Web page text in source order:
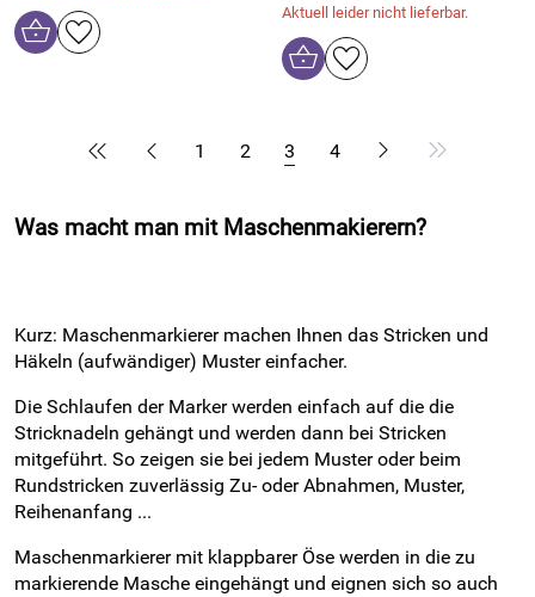
Aktuell leider nicht lieferbar.
1 2 3 4
Was macht man mit Maschenmakierern?
Kurz: Maschenmarkierer machen Ihnen das Stricken und
Häkeln (aufwändiger) Muster einfacher.
Die Schlaufen der Marker werden einfach auf die die
Stricknadeln gehängt und werden dann bei Stricken
mitgeführt. So zeigen sie bei jedem Muster oder beim
Rundstricken zuverlässig Zu- oder Abnahmen, Muster,
Reihenanfang ...
Maschenmarkierer mit klappbarer Öse werden in die zu
markierende Masche eingehängt und eignen sich so auch